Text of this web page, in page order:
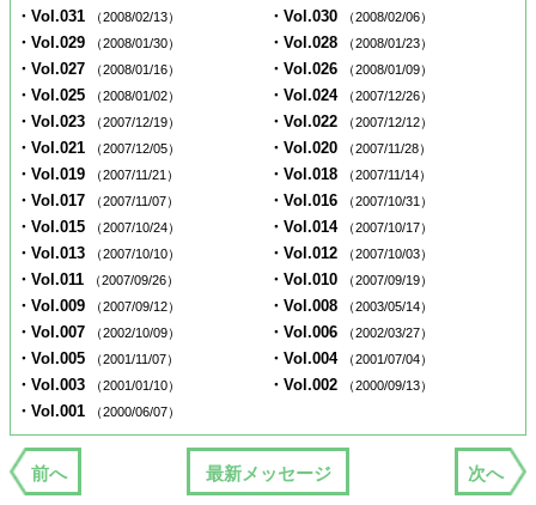
・Vol.031 （2008/02/13） ・Vol.030 （2008/02/06）
・Vol.029 （2008/01/30） ・Vol.028 （2008/01/23）
・Vol.027 （2008/01/16） ・Vol.026 （2008/01/09）
・Vol.025 （2008/01/02） ・Vol.024 （2007/12/26）
・Vol.023 （2007/12/19） ・Vol.022 （2007/12/12）
・Vol.021 （2007/12/05） ・Vol.020 （2007/11/28）
・Vol.019 （2007/11/21） ・Vol.018 （2007/11/14）
・Vol.017 （2007/11/07） ・Vol.016 （2007/10/31）
・Vol.015 （2007/10/24） ・Vol.014 （2007/10/17）
・Vol.013 （2007/10/10） ・Vol.012 （2007/10/03）
・Vol.011 （2007/09/26） ・Vol.010 （2007/09/19）
・Vol.009 （2007/09/12） ・Vol.008 （2003/05/14）
・Vol.007 （2002/10/09） ・Vol.006 （2002/03/27）
・Vol.005 （2001/11/07） ・Vol.004 （2001/07/04）
・Vol.003 （2001/01/10） ・Vol.002 （2000/09/13）
・Vol.001 （2000/06/07）
前へ 最新メッセージ 次へ